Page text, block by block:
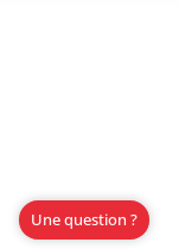
Une question ?